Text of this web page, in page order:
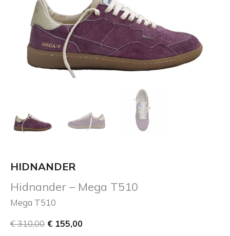
HIDNANDER
Hidnander – Mega T510
Mega T510
€310,00 € 155,00